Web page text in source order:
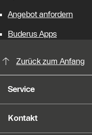
Angebot anfordern
Buderus Apps
Zurück zum Anfang
Service
Kontakt